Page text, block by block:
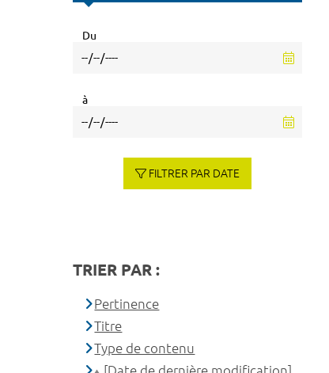
Du
à
FILTRER PAR DATE
TRIER PAR :
Pertinence
Titre
Type de contenu